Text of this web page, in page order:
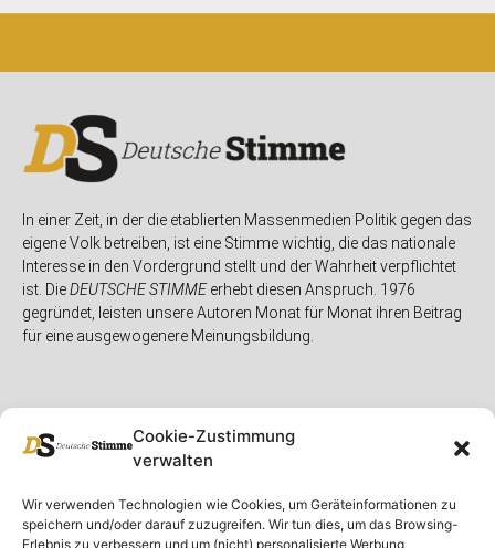
Cookie-Zustimmung
verwalten
Wir verwenden Technologien wie Cookies, um Geräteinformationen zu
speichern und/oder darauf zuzugreifen. Wir tun dies, um das Browsing-
Erlebnis zu verbessern und um (nicht) personalisierte Werbung
In einer Zeit, in der die etablierten Massenmedien Politik gegen das
eigene Volk betreiben, ist eine Stimme wichtig, die das nationale
Interesse in den Vordergrund stellt und der Wahrheit verpflichtet
ist. DieDEUTSCHE STIMMEerhebt diesen Anspruch. 1976
gegründet, leisten unsere Autoren Monat für Monat ihren Beitrag
für eine ausgewogenere Meinungsbildung.
Unser Magazin
Spenden
Rubriken
Deutschland
Rechtliches
Rechtliche Hinweise